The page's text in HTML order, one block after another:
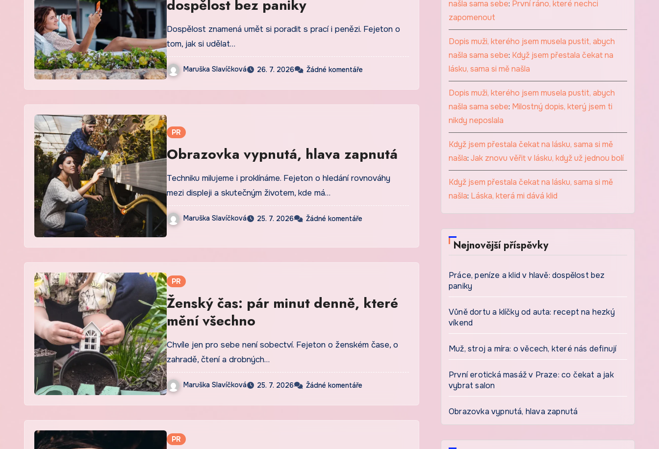
dospělost bez paniky
Dospělost znamená umět si poradit s prací i penězi. Fejeton o
tom, jak si udělat…
Maruška Slavíčková 26. 7. 2026 Žádné komentáře
PR
Obrazovka vypnutá, hlava zapnutá
Techniku milujeme i proklínáme. Fejeton o hledání rovnováhy
mezi displeji a skutečným životem, kde má…
Maruška Slavíčková 25. 7. 2026 Žádné komentáře
PR
Ženský čas: pár minut denně, které
mění všechno
Chvíle jen pro sebe není sobectví. Fejeton o ženském čase, o
zahradě, čtení a drobných…
Maruška Slavíčková 25. 7. 2026 Žádné komentáře
PR
našla sama sebe: První ráno, které nechci
zapomenout
Dopis muži, kterého jsem musela pustit, abych
našla sama sebe: Když jsem přestala čekat na
lásku, sama si mě našla
Dopis muži, kterého jsem musela pustit, abych
našla sama sebe: Milostný dopis, který jsem ti
nikdy neposlala
Když jsem přestala čekat na lásku, sama si mě
našla: Jak znovu věřit v lásku, když už jednou bolí
Když jsem přestala čekat na lásku, sama si mě
našla: Láska, která mi dává klid
Nejnovější příspěvky
Práce, peníze a klid v hlavě: dospělost bez
paniky
Vůně dortu a klíčky od auta: recept na hezký
víkend
Muž, stroj a míra: o věcech, které nás definují
První erotická masáž v Praze: co čekat a jak
vybrat salon
Obrazovka vypnutá, hlava zapnutá